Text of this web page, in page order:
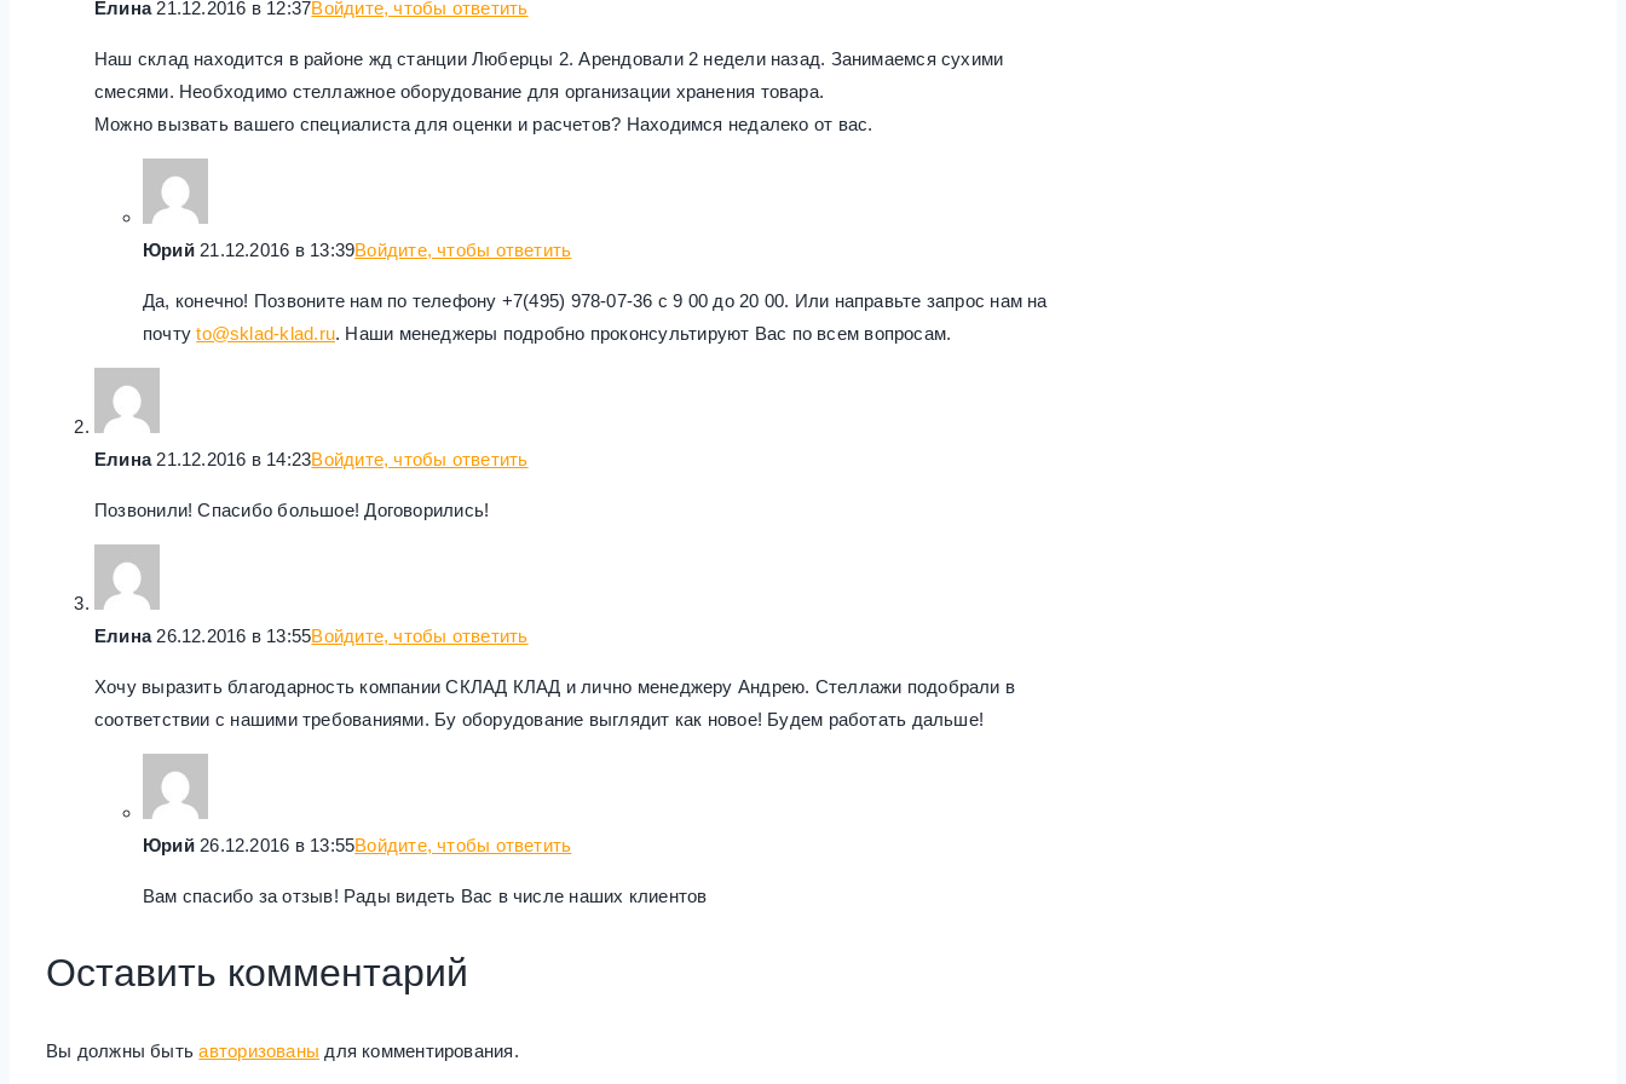
Елина21.12.2016 в 12:37Войдите, чтобы ответить
Наш склад находится в районе жд станции Люберцы 2. Арендовали 2 недели назад. Занимаемся сухими
смесями. Необходимо стеллажное оборудование для организации хранения товара.
Можно вызвать вашего специалиста для оценки и расчетов? Находимся недалеко от вас.
Юрий21.12.2016 в 13:39Войдите, чтобы ответить
Да, конечно! Позвоните нам по телефону +7(495) 978-07-36 с 9 00 до 20 00. Или направьте запрос нам на
почтуto@sklad-klad.ru. Наши менеджеры подробно проконсультируют Вас по всем вопросам.
Елина21.12.2016 в 14:23Войдите, чтобы ответить
Позвонили! Спасибо большое! Договорились!
Елина26.12.2016 в 13:55Войдите, чтобы ответить
Хочу выразить благодарность компании СКЛАД КЛАД и лично менеджеру Андрею. Стеллажи подобрали в
соответствии с нашими требованиями. Бу оборудование выглядит как новое! Будем работать дальше!
Юрий26.12.2016 в 13:55Войдите, чтобы ответить
Вам спасибо за отзыв! Рады видеть Вас в числе наших клиентов
Оставить комментарий
Вы должны бытьавторизованы для комментирования.